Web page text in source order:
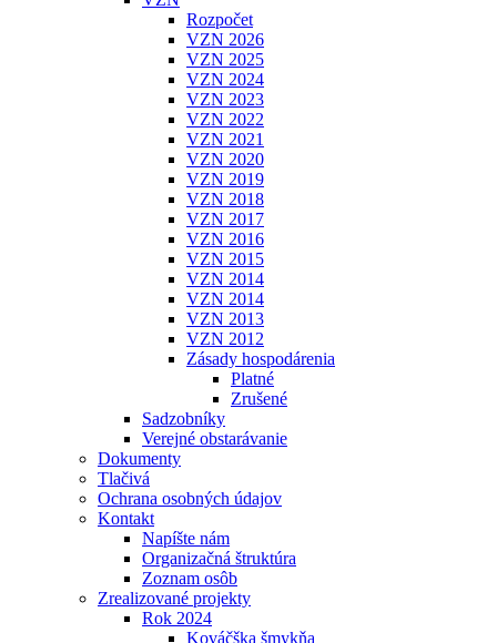
Rozpočet
VZN 2026
VZN 2025
VZN 2024
VZN 2023
VZN 2022
VZN 2021
VZN 2020
VZN 2019
VZN 2018
VZN 2017
VZN 2016
VZN 2015
VZN 2014
VZN 2014
VZN 2013
VZN 2012
Zásady hospodárenia
Platné
Zrušené
Sadzobníky
Verejné obstarávanie
Dokumenty
Tlačivá
Ochrana osobných údajov
Kontakt
Napíšte nám
Organizačná štruktúra
Zoznam osôb
Zrealizované projekty
Rok 2024
Kováčška šmykňa